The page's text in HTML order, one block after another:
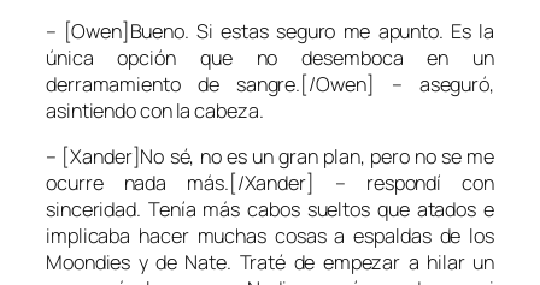
– [Owen]Bueno. Si estas seguro me apunto. Es la
única opción que no desemboca en un
derramamiento de sangre.[/Owen] – aseguró,
asintiendo con la cabeza.
– [Xander]No sé, no es un gran plan, pero no se me
ocurre nada más.[/Xander] – respondí con
sinceridad. Tenía más cabos sueltos que atados e
implicaba hacer muchas cosas a espaldas de los
Moondies y de Nate. Traté de empezar a hilar un